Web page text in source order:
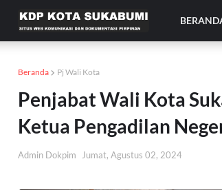
Beranda Pj Wali Kota
Penjabat Wali Kota
Ketua Pengadilan
Admin Dokpim Jumat, Agustus 02, 2024